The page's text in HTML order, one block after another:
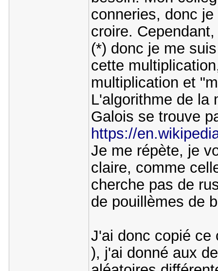
conneries, donc
croire.
(*) donc je me
cette
multiplication et
L'algorithme de la
Galois se trouve
https://
Je me répète, je
claire, comme
cherche pas de
de pouillèmes de
J'ai donc copié ce
), j'ai donné aux